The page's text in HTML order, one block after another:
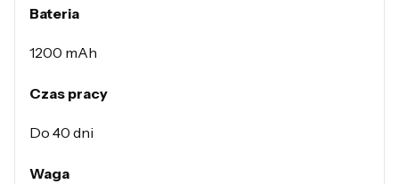
Bateria
1200 mAh
Czas pracy
Do 40 dni
Waga